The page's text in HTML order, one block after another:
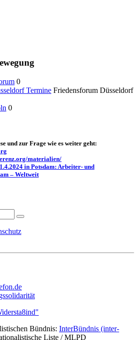
0
Termine Friedensforum Düsseldorf
0
und zur Frage wie es weiter geht:
materialien/
in Potsdam: Arbeiter- und
– Weltweit
Bündnis: InterBündnis (inter-
Liste / MLPD